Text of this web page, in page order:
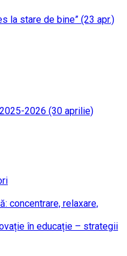
la stare de bine” (23 apr.)
2026 (30 aprilie)
concentrare, relaxare,
în educație – strategii